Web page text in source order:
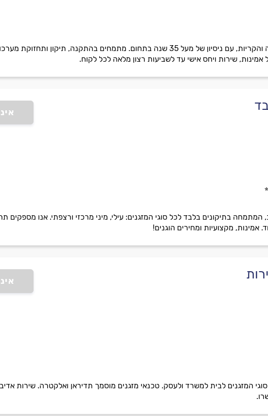
הילל מיזוג אוויר מספק שירות מקצועי בחיפה והקריות, עם ניסיון של מעל 35 שנה בתחום. מתמחים בהתקנה,
המתמחה בתיקונים בלבד לכל סוגי המזגנים: עילי, מיני מרכזי ורצפתי. אנו מספקים
המזגנים לבית למשרד ולעסק. טכנאי מזגנים מוסמך תדיראן ואלקטרה. שירות